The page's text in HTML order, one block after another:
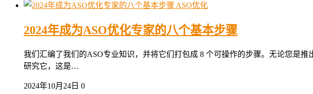
ASO优化
2024年成为ASO优化专家的八个基本步骤
我们汇编了我们的ASO专业知识，并将它们打包成 8 个可操作的步骤。无论您是
研究它，这是…
2024年10月24日 0